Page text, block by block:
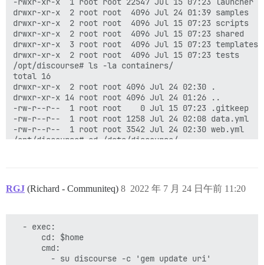
drwxr-xr-x  2 root root  4096 Jul 24 01:39 samples
drwxr-xr-x  2 root root  4096 Jul 15 07:23 scripts
drwxr-xr-x  2 root root  4096 Jul 15 07:23 shared
drwxr-xr-x  3 root root  4096 Jul 15 07:23 templates
drwxr-xr-x  2 root root  4096 Jul 15 07:23 tests
/opt/discourse# ls -la containers/
total 16
drwxr-xr-x  2 root root 4096 Jul 24 02:30 .
drwxr-xr-x 14 root root 4096 Jul 24 01:26 ..
-rw-r--r--  1 root root    0 Jul 15 07:23 .gitkeep
-rw-r--r--  1 root root 1258 Jul 24 02:08 data.yml
-rw-r--r--  1 root root 3542 Jul 24 02:30 web.yml
/opt/discourse# cd /data/discourse/
drwxr-xr-x 5 root root 4096 Jul 23 11:58 ..
drwxr-xr-x 6 root root 4096 Jul 24 02:09 data
RGJ (Richard - Communiteq) 2022 年 7 月 24 日午前 11:20
8
  - exec:
      cd: $home
      cmd:
        - su discourse -c 'gem update uri'